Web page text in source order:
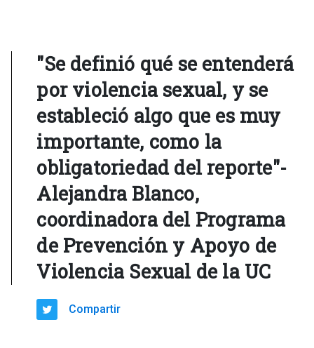
"Se definió qué se entenderá
por violencia sexual, y se
estableció algo que es muy
importante, como la
obligatoriedad del reporte"-
Alejandra Blanco,
coordinadora del Programa
de Prevención y Apoyo de
Violencia Sexual de la UC
Compartir